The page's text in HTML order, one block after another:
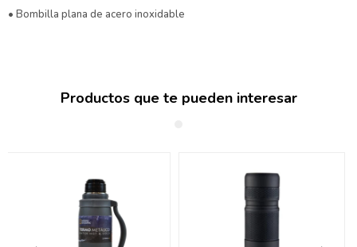
• Bombilla plana de acero inoxidable
Productos que te pueden interesar